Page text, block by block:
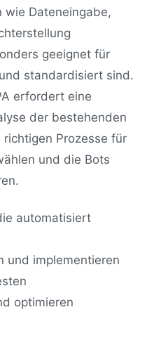
wie Dateneingabe,
geeignet für
standardisiert sind.
erfordert eine
der bestehenden
Prozesse für
und die Bots
automatisiert
und implementieren
optimieren